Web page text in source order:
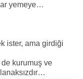
yemeye…
ister, ama girdiği
kurumuş ve